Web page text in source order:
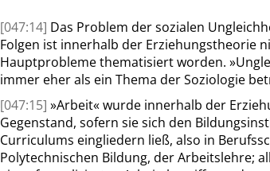
[047:14] Das Problem der sozialen
Folgen ist innerhalb der Erziehungstheorie
Hauptprobleme thematisiert worden. »
immer eher als ein Thema der Soziologie
[047:15] »Arbeit«wurde innerhalb der
Gegenstand, sofern sie sich den
Curriculums eingliedern ließ, also in
Polytechnischen Bildung, der Arbeitslehre;